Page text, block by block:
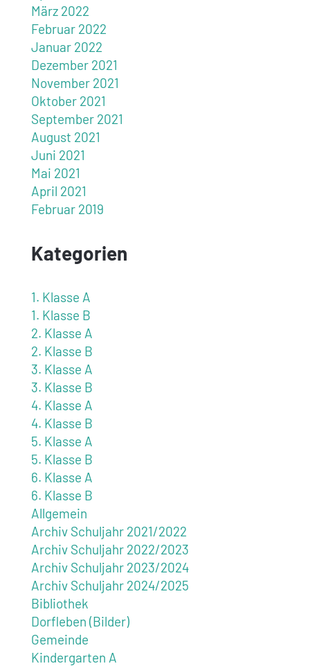
März 2022
Februar 2022
Januar 2022
Dezember 2021
November 2021
Oktober 2021
September 2021
August 2021
Juni 2021
Mai 2021
April 2021
Februar 2019
Kategorien
1. Klasse A
1. Klasse B
2. Klasse A
2. Klasse B
3. Klasse A
3. Klasse B
4. Klasse A
4. Klasse B
5. Klasse A
5. Klasse B
6. Klasse A
6. Klasse B
Allgemein
Archiv Schuljahr 2021/2022
Archiv Schuljahr 2022/2023
Archiv Schuljahr 2023/2024
Archiv Schuljahr 2024/2025
Bibliothek
Dorfleben (Bilder)
Gemeinde
Kindergarten A